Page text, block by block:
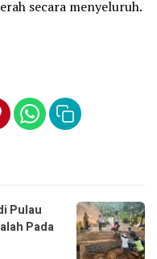
secara menyeluruh.
Pulau
Pada